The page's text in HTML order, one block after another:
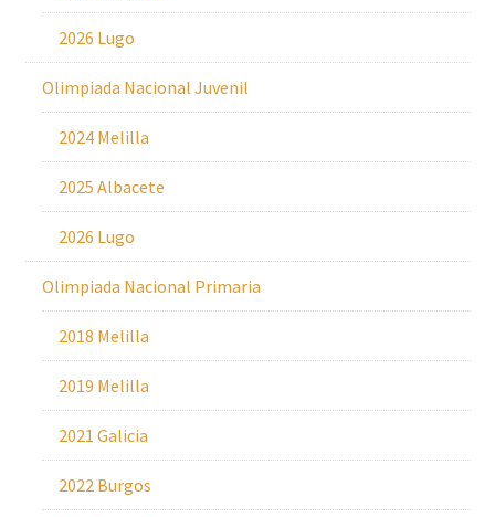
2026 Lugo
Olimpiada Nacional Juvenil
2024 Melilla
2025 Albacete
2026 Lugo
Olimpiada Nacional Primaria
2018 Melilla
2019 Melilla
2021 Galicia
2022 Burgos